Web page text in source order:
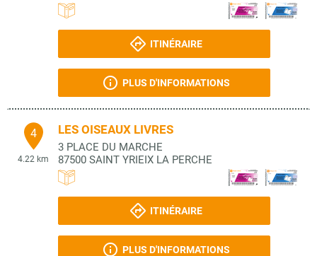
ITINÉRAIRE
PLUS D'INFORMATIONS
4
4.22 km
LES OISEAUX LIVRES
3 PLACE DU MARCHE
87500 SAINT YRIEIX LA PERCHE
ITINÉRAIRE
PLUS D'INFORMATIONS